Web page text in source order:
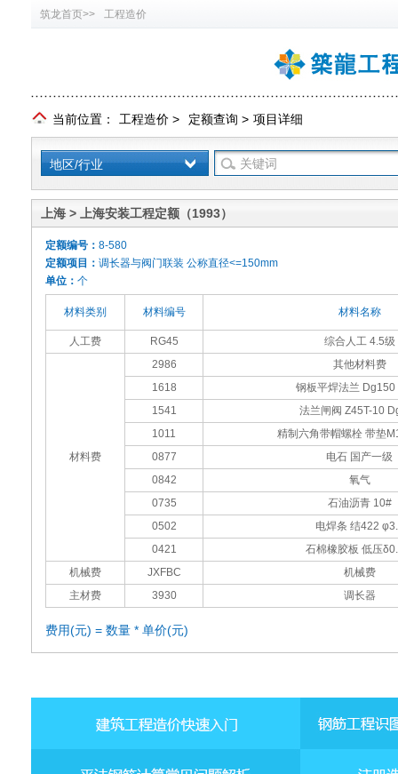
筑龙首页>> 工程造价
当前位置： 工程造价 > 定额查询 > 项目详细
地区/行业
上海 > 上海安装工程定额（1993）
定额编号： 8-580
定额项目： 调长器与阀门联装 公称直径<=150mm
单位： 个
材料类别 材料编号 材料名称
人工费 RG45 综合人工 4.5级
材料费
2986
其他材料费
1618
钢板平焊法兰 Dg150
1541
法兰闸阀 Z45T-10
1011
精制六角带帽螺栓 带垫
0877
电石 国产一级
0842
氧气
0735
石油沥青 10#
0502
电焊条 结422
0421
石棉橡胶板 低压
机械费
JXFBC
机械费
主材费
3930 调长器
费用(元) = 数量 * 单价(元)